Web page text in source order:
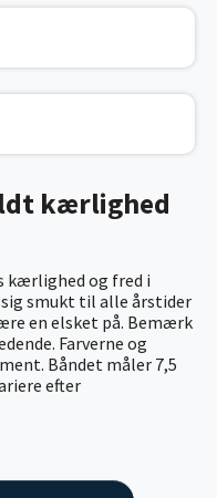
kærlighed
kærlighed og fred i
smukt til alle årstider
en elsket på. Bemærk
Farverne og
Båndet måler 7,5
efter